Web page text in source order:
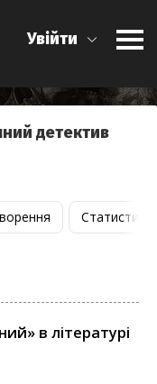
Увійти
детектив
Статистика
в літературі